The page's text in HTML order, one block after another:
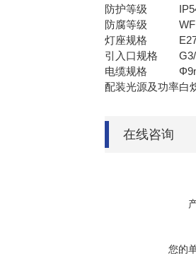
防护等级
防腐等级
灯座规格
引入口规格
电缆规格
配装光源及功率白
在线咨询
您的